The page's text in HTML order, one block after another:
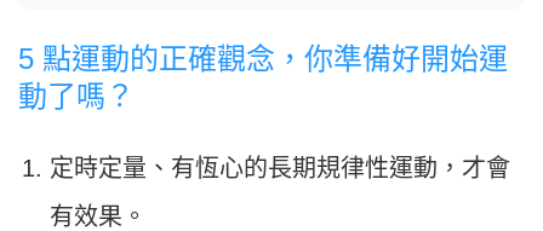
5 點運動的正確觀念，你準備好開始運
動了嗎？
定時定量、有恆心的長期規律性運動，才會
有效果。